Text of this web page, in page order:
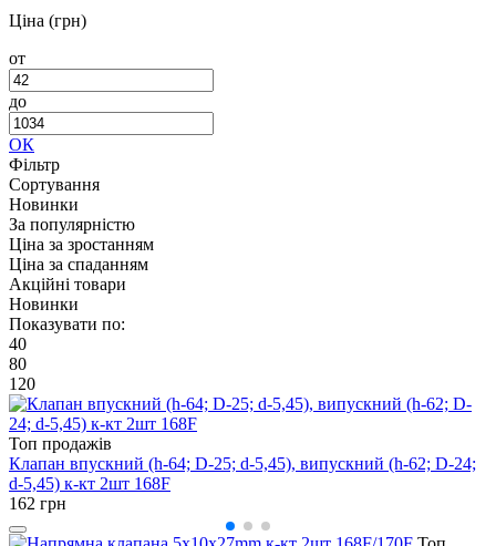
Ціна (грн)
от
до
ОК
Фільтр
Сортування
Новинки
За популярністю
Ціна за зростанням
Ціна за спаданням
Акційні товари
Новинки
Показувати по:
40
80
120
Топ продажів
Клапан впускний (h-64; D-25; d-5,45), випускний (h-62; D-24;
d-5,45) к-кт 2шт 168F
162 грн